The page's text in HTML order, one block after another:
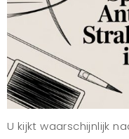
U kijkt waarschijnlijk